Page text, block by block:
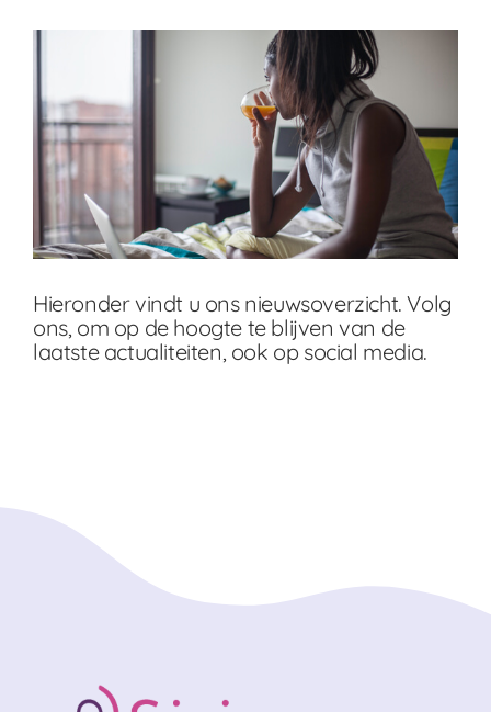
Hieronder vindt u ons nieuwsoverzicht. Volg
ons, om op de hoogte te blijven van de
laatste actualiteiten, ook op social media.